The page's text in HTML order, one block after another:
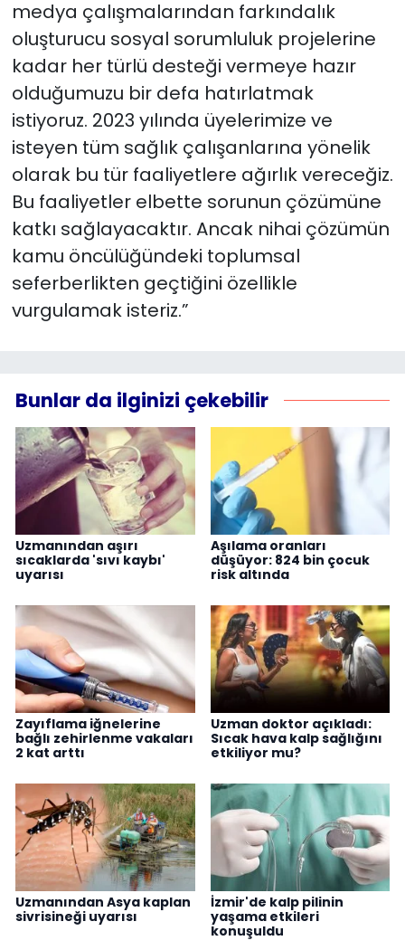
medya çalışmalarından farkındalık
oluşturucu sosyal sorumluluk projelerine
kadar her türlü desteği vermeye hazır
olduğumuzu bir defa hatırlatmak
istiyoruz. 2023 yılında üyelerimize ve
isteyen tüm sağlık çalışanlarına yönelik
olarak bu tür faaliyetlere ağırlık vereceğiz.
Bu faaliyetler elbette sorunun çözümüne
katkı sağlayacaktır. Ancak nihai çözümün
kamu öncülüğündeki toplumsal
seferberlikten geçtiğini özellikle
vurgulamak isteriz.”
Bunlar da ilginizi çekebilir
Uzmanından aşırı
sıcaklarda 'sıvı kaybı'
uyarısı
Aşılama oranları
düşüyor: 824 bin çocuk
risk altında
Zayıflama iğnelerine
bağlı zehirlenme vakaları
2 kat arttı
Uzman doktor açıkladı:
Sıcak hava kalp sağlığını
etkiliyor mu?
Uzmanından Asya kaplan
sivrisineği uyarısı
İzmir'de kalp pilinin
yaşama etkileri
konuşuldu